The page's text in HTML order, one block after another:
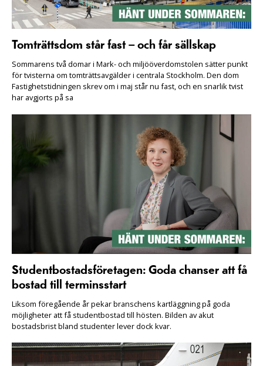
Tomträttsdom står fast – och får sällskap
Sommarens två domar i Mark- och miljööverdomstolen sätter punkt
för tvisterna om tomträttsavgälder i centrala Stockholm. Den dom
Fastighetstidningen skrev om i maj står nu fast, och en snarlik tvist
har avgjorts på sa
Studentbostadsföretagen: Goda chanser att få
bostad till terminsstart
Liksom föregående år pekar branschens kartläggning på goda
möjligheter att få studentbostad till hösten. Bilden av akut
bostadsbrist bland studenter lever dock kvar.